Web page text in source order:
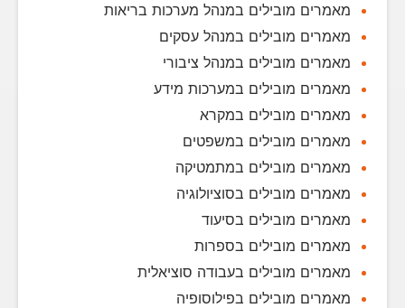
מאמרים מובילים במנהל מערכות בריאות
מאמרים מובילים במנהל עסקים
מאמרים מובילים במנהל ציבורי
מאמרים מובילים במערכות מידע
מאמרים מובילים במקרא
מאמרים מובילים במשפטים
מאמרים מובילים במתמטיקה
מאמרים מובילים בסוציולוגיה
מאמרים מובילים בסיעוד
מאמרים מובילים בספרות
מאמרים מובילים בעבודה סוציאלית
מאמרים מובילים בפילוסופיה